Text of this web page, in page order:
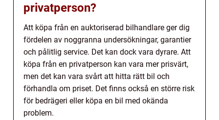
privatperson?
Att köpa från en auktoriserad bilhandlare ger dig
fördelen av noggranna undersökningar, garantier
och pålitlig service. Det kan dock vara dyrare. Att
köpa från en privatperson kan vara mer prisvärt,
men det kan vara svårt att hitta rätt bil och
förhandla om priset. Det finns också en större risk
för bedrägeri eller köpa en bil med okända
problem.